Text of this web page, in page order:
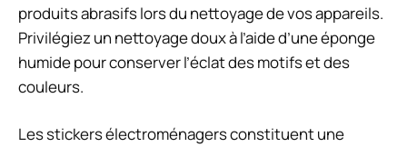
produits abrasifs lors du nettoyage de vos appareils.
Privilégiez un nettoyage doux à l’aide d’une éponge
humide pour conserver l’éclat des motifs et des
couleurs.
Les stickers électroménagers constituent une